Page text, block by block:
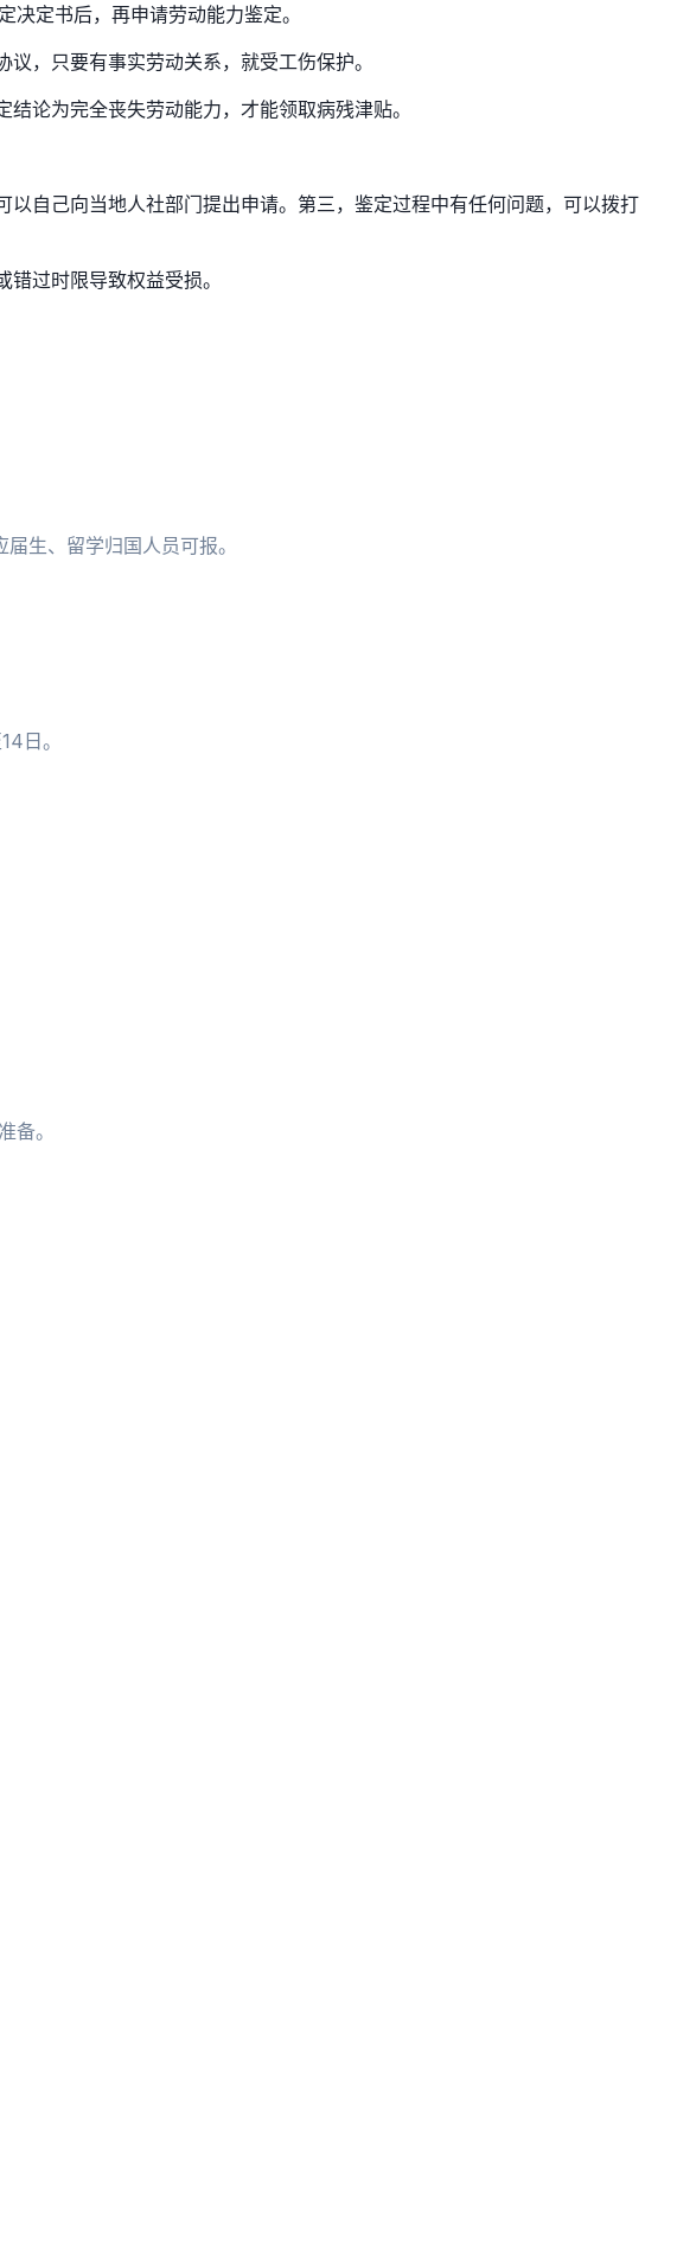
定书后，再申请劳动能力鉴定。
，只要有事实劳动关系，就受工伤保护。
论为完全丧失劳动能力，才能领取病残津贴。
自己向当地人社部门提出申请。第三，鉴定过程中有任何问题，可以拨打
过时限导致权益受损。
生、留学归国人员可报。
日。
备。